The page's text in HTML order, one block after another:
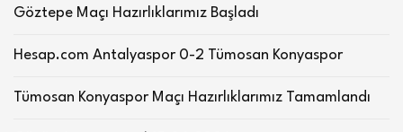
Göztepe Maçı Hazırlıklarımız Başladı
Hesap.com Antalyaspor 0-2 Tümosan Konyaspor
Tümosan Konyaspor Maçı Hazırlıklarımız Tamamlandı